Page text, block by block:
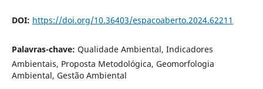
DOI: https://doi.org/10.36403/espacoaberto.2024.62211
Palavras-chave: Qualidade Ambiental, Indicadores
Ambientais, Proposta Metodológica, Geomorfologia
Ambiental, Gestão Ambiental